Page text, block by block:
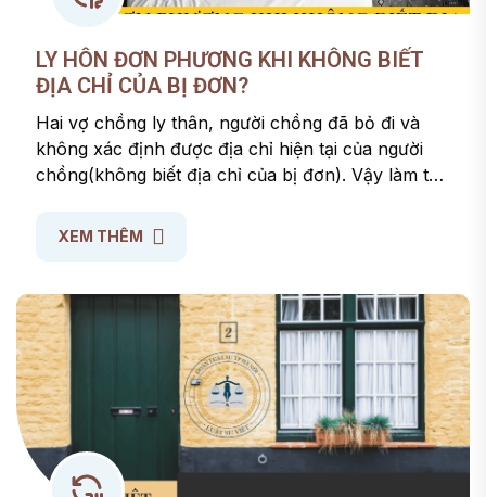
LY HÔN ĐƠN PHƯƠNG KHI KHÔNG BIẾT
ĐỊA CHỈ CỦA BỊ ĐƠN?
Hai vợ chồng ly thân, người chồng đã bỏ đi và
không xác định được địa chỉ hiện tại của người
chồng(không biết địa chỉ của bị đơn). Vậy làm thế
XEM THÊM